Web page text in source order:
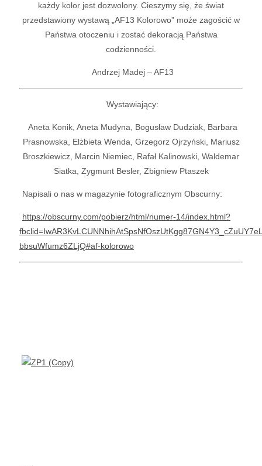
każdy kolor jest dozwolony. Cieszymy się, że świat
przedstawiony wystawą „AF13 Kolorowo” może zagościć w
Państwa otoczeniu i zostać dekoracją Państwa
codzienności.
Andrzej Madej – AF13
Wystawiający:
Aneta Konik, Aneta Mudyna, Bogusław Dudziak, Barbara
Prasnowska, Elżbieta Wenda, Grzegorz Ojrzyński, Mariusz
Broszkiewicz, Marcin Niemiec, Rafał Kalinowski, Waldemar
Siatka, Zygmunt Besler, Zbigniew Ptaszek
Napisali o nas w magazynie fotograficznym Obscurny:
https://obscurny.com/pobierz/html/numer-14/index.html?
bbsuWfumz6ZLjQ#af-kolorowo